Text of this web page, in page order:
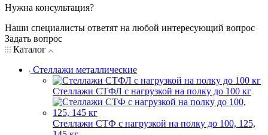
Нужна консультация?
Наши специалисты ответят на любой интересующий вопрос
Задать вопрос
Каталог
Стеллажи металлические
Стеллажи СТФЛ с нагрузкой на полку до 100 кг
Стеллажи СТФ с нагрузкой на полку до 100, 125,